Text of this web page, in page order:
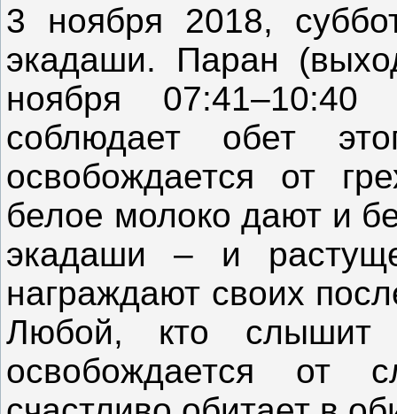
3 ноября 2018,
экадаши. Паран
ноября 07:41–10:40
соблюдает обет
освобождается от
белое молоко дают и
экадаши – и
награждают своих
Любой, кто слышит
освобождается от